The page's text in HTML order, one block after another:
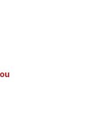
ou